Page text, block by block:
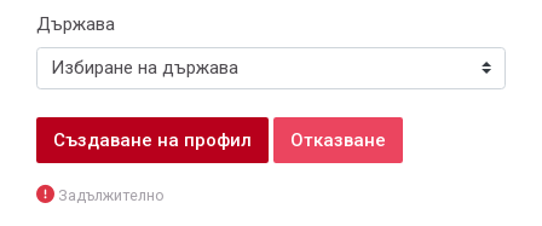
Държава
Действия с формата
Задължително